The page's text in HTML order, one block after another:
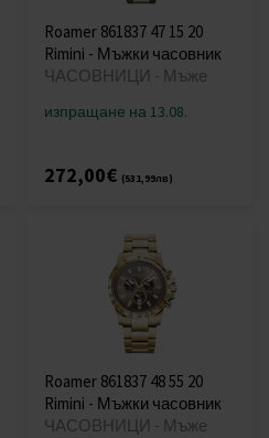
Roamer 861837 47 15 20
Rimini - Мъжки часовник
ЧАСОВНИЦИ - Мъже
изпращане на 13.08.
272,00€ (531,99лв)
Roamer 861837 48 55 20
Rimini - Мъжки часовник
ЧАСОВНИЦИ - Мъже